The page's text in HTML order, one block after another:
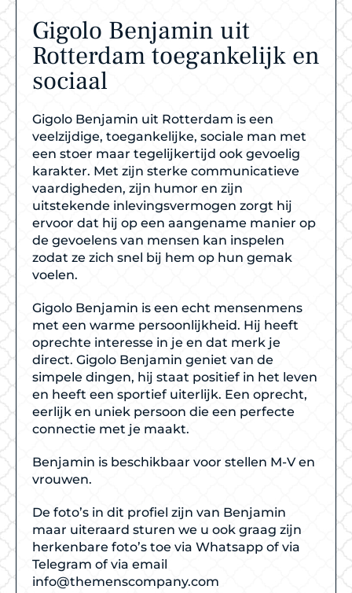
Gigolo Benjamin uit
Rotterdam toegankelijk en
sociaal
Gigolo Benjamin uit Rotterdam is een
veelzijdige, toegankelijke, sociale man met
een stoer maar tegelijkertijd ook gevoelig
karakter. Met zijn sterke communicatieve
vaardigheden, zijn humor en zijn
uitstekende inlevingsvermogen zorgt hij
ervoor dat hij op een aangename manier op
de gevoelens van mensen kan inspelen
zodat ze zich snel bij hem op hun gemak
voelen.
Gigolo Benjamin is een echt mensenmens
met een warme persoonlijkheid. Hij heeft
oprechte interesse in je en dat merk je
direct. Gigolo Benjamin geniet van de
simpele dingen, hij staat positief in het leven
en heeft een sportief uiterlijk. Een oprecht,
eerlijk en uniek persoon die een perfecte
connectie met je maakt.
Benjamin is beschikbaar voor stellen M-V en
vrouwen.
De foto’s in dit profiel zijn van Benjamin
maar uiteraard sturen we u ook graag zijn
herkenbare foto’s toe via Whatsapp of via
Telegram of via email
info@themenscompany.com